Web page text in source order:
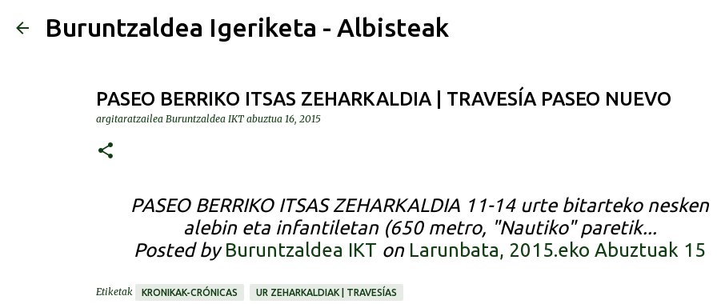
Saltatu eta joan eduki nagusira
Buruntzaldea Igeriketa - Albisteak
PASEO BERRIKO ITSAS ZEHARKALDIA | TRAVESÍA PASEO NUEVO
argitaratzailea Buruntzaldea IKT abuztua 16, 2015
PASEO BERRIKO ITSAS ZEHARKALDIA 11-14 urte bitarteko nesken
alebin eta infantiletan (650 metro, "Nautiko" paretik...
Posted byBuruntzaldea IKT on Larunbata, 2015.eko Abuztuak 15
Etiketak KRONIKAK-CRÓNICAS UR ZEHARKALDIAK | TRAVESÍAS